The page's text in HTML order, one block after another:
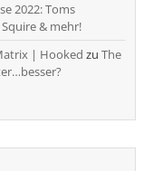
2022: Toms
& mehr!
| Hooked zu The